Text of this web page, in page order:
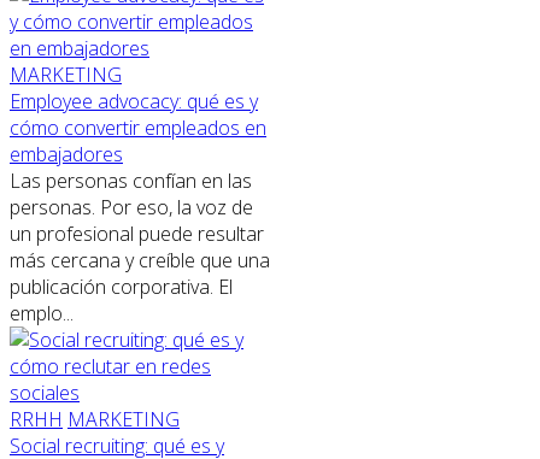
MARKETING
Employee advocacy: qué es y
cómo convertir empleados en
embajadores
Las personas confían en las
personas. Por eso, la voz de
un profesional puede resultar
más cercana y creíble que una
publicación corporativa. El
emplo...
RRHH MARKETING
Social recruiting: qué es y